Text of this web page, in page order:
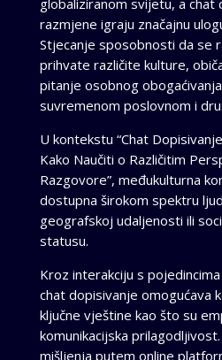
razmjene igraju značajnu
Stjecanje sposobnosti da se
prihvate različite kulture,
pitanje osobnog
suvremenom poslovnom i
U kontekstu “Chat
Kako Naučiti o Različitim
Razgovore”, međukulturna
dostupna širokom spektru
geografskoj udaljenosti ili
statusu.
Kroz interakciju s
chat dopisivanje omogućava
ključne vještine kao što su
komunikacijska
mišljenja putem online